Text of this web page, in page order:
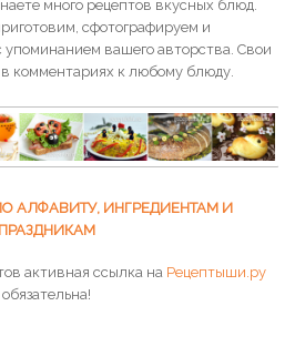
много рецептов вкусных блюд.
сфотографируем и
вашего авторства. Свои
комментариях к любому блюду.
АЛФАВИТУ, ИНГРЕДИЕНТАМ И
ПРАЗДНИКАМ
активная ссылка на Рецептыши.ру
обязательна!